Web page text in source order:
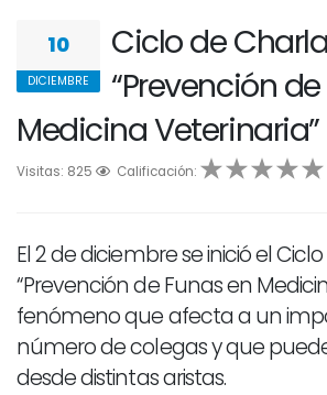
10
DICIEMBRE
Ciclo de
“Prevención
Medicina Veterinaria”
Visitas: 825 Calificación:
1 2 3 4 5
El 2 de diciembre se inició el
“Prevención de Funas en
fenómeno que afecta a un
número de colegas y que
desde distintas aristas.